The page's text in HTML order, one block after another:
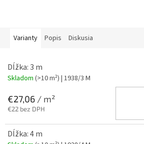
Varianty Popis Diskusia
Dĺžka: 3 m
Skladom (>10 m²) | 1938/3 M
€27,06 / m²
€22 bez DPH
Dĺžka: 4 m